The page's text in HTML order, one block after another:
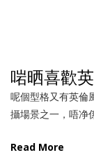
啱晒喜歡
呢個型格又有英倫
攝場景之一，唔净
Read More